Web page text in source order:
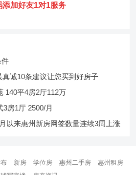
添加好友1对1服务
件
诚10条建议让您买到好房子
140平4房2厅112万
房1厅 2500/月
以来惠州新房网签数量连续3周上涨
新房 学位房 惠州二手房
惠州租房